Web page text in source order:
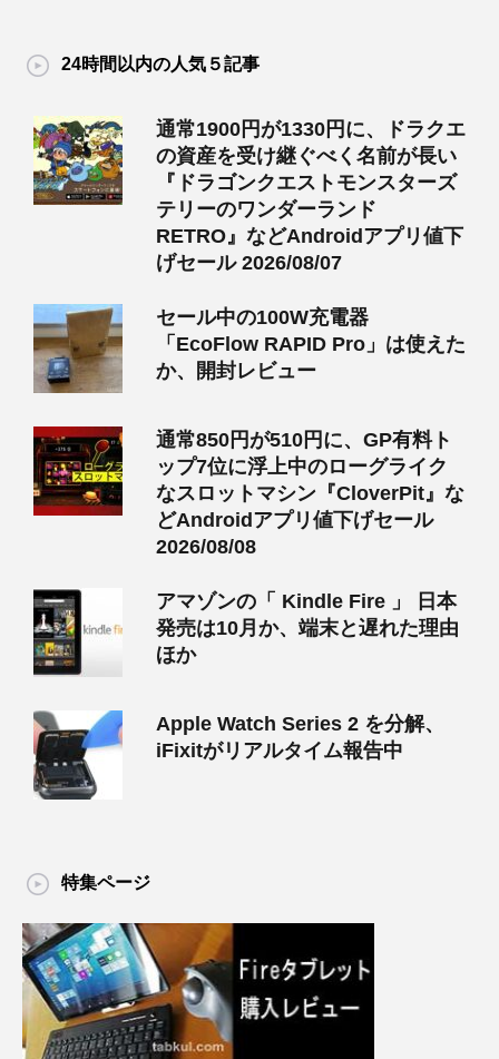
24時間以内の人気５記事
通常1900円が1330円に、ドラクエ
の資産を受け継ぐべく名前が長い
『ドラゴンクエストモンスターズ
テリーのワンダーランド
RETRO』などAndroidアプリ値下
げセール 2026/08/07
セール中の100W充電器
「EcoFlow RAPID Pro」は使えた
か、開封レビュー
通常850円が510円に、GP有料ト
ップ7位に浮上中のローグライク
なスロットマシン『CloverPit』な
どAndroidアプリ値下げセール
2026/08/08
アマゾンの「 Kindle Fire 」 日本
発売は10月か、端末と遅れた理由
ほか
Apple Watch Series 2 を分解、
iFixitがリアルタイム報告中
特集ページ